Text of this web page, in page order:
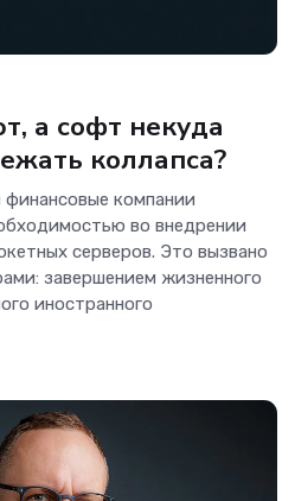
а софт некуда
коллапса?
компании
во внедрении
серверов. Это вызвано
завершением жизненного
иностранного